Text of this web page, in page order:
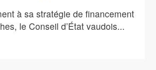
à sa stratégie de financement
le Conseil d’État vaudois...